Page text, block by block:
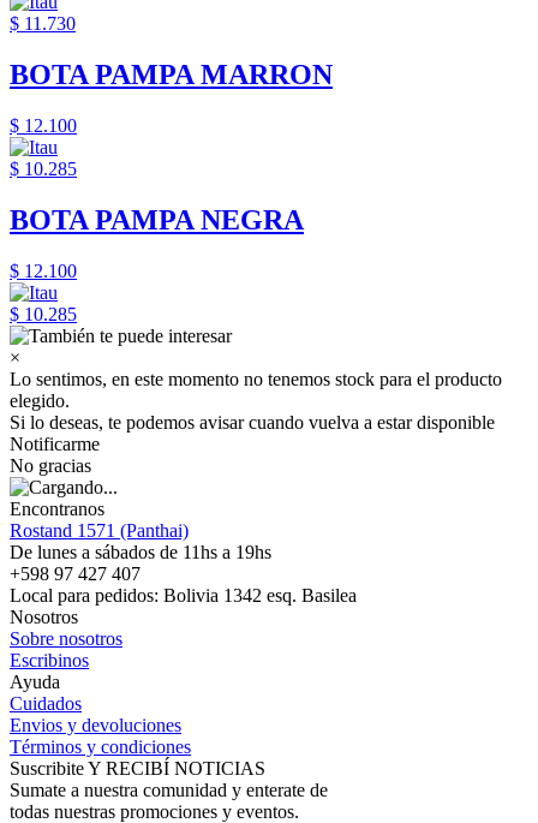
$ 11.730
BOTA PAMPA MARRON
$ 12.100
$ 10.285
BOTA PAMPA NEGRA
$ 12.100
$ 10.285
×
Lo sentimos, en este momento no tenemos stock para el producto
elegido.
Si lo deseas, te podemos avisar cuando vuelva a estar disponible
Notificarme
No gracias
Encontranos
Rostand 1571 (Panthai)
De lunes a sábados de 11hs a 19hs
+598 97 427 407
Local para pedidos: Bolivia 1342 esq. Basilea
Nosotros
Sobre nosotros
Escribinos
Ayuda
Cuidados
Envios y devoluciones
Términos y condiciones
Suscribite Y RECIBÍ NOTICIAS
Sumate a nuestra comunidad y enterate de
todas nuestras promociones y eventos.